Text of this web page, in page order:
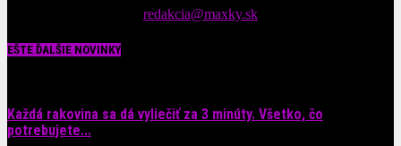
redakcia@maxky.sk
EŠTE ĎALŠIE NOVINKY
Každá rakovina sa dá vyliečiť za 3 minúty. Všetko, čo
potrebujete...